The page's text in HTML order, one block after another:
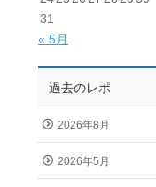
31
« 5月
過去のレポ
2026年8月
2026年5月